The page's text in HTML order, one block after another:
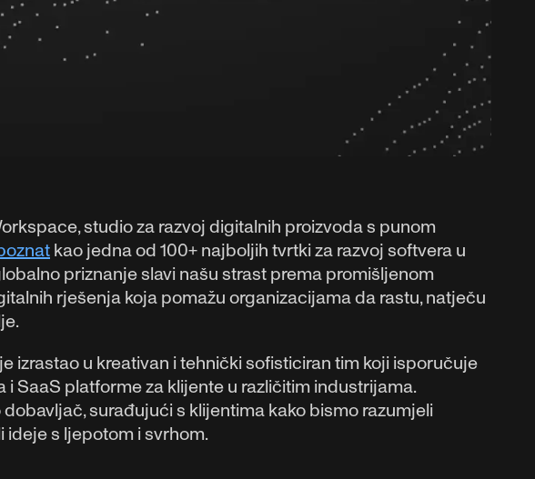
studio za razvoj digitalnih proizvoda s punom
kao jedna od 100+ najboljih tvrtki za razvoj softvera u
priznanje slavi našu strast prema promišljenom
rješenja koja pomažu organizacijama da rastu, natječu
izrastao u kreativan i tehnički sofisticiran tim koji isporučuje
SaaS platforme za klijente u različitim industrijama.
surađujući s klijentima kako bismo razumjeli
ideje s ljepotom i svrhom.